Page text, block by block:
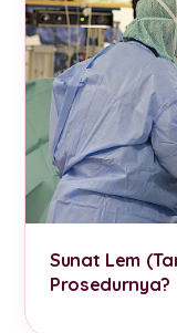
Sunat Lem
Prosedurnya?